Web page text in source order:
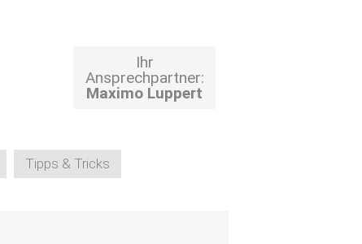
Ihr
Ansprechpartner:
Maximo Luppert
Tipps & Tricks